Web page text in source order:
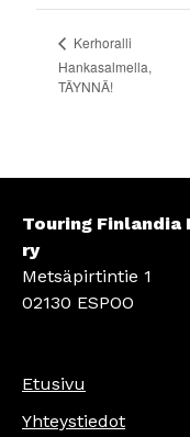
Kerhoralli
Hankasalmella,
TÄYNNÄ!
Touring Finlandia
ry
Metsäpirtintie 1
02130 ESPOO
Etusivu
Yhteystiedot